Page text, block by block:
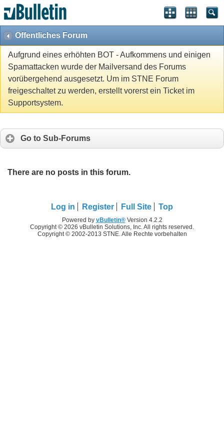
Öffentliches Forum
Aufgrund eines erhöhten BOT - Aufkommens und einigen
Spamattacken wurde der Mailversand des Forums
vorübergehend ausgesetzt. Um im STNE Forum
freigeschaltet zu werden, erstellt vorerst ein Ticket im
Supportsystem.
Go to Sub-Forums
There are no posts in this forum.
Log in Register Full Site Top
Powered by vBulletin®Version 4.2.2
Copyright © 2026 vBulletin Solutions, Inc. All rights reserved.
Copyright © 2002-2013 STNE. Alle Rechte vorbehalten